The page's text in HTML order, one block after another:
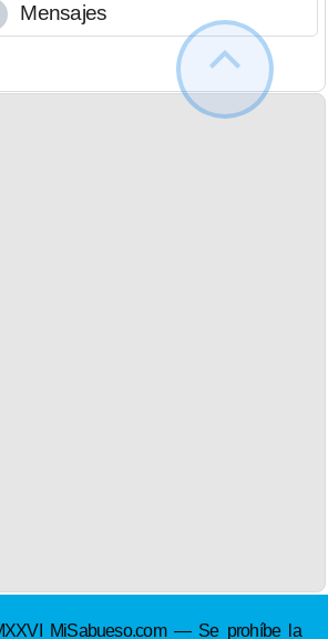
Mensajes
MiSabueso.com — Se prohíbe la